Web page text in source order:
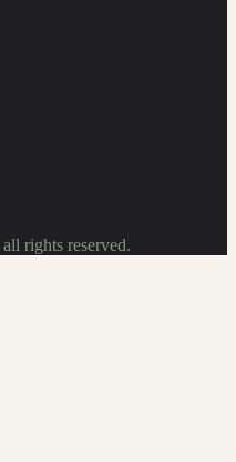
all rights reserved.